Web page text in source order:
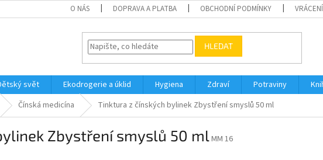
O NÁS DOPRAVA A PLATBA OBCHODNÍ PODMÍNKY
HLEDAT
svět Ekodrogerie a úklid Hygiena Zdraví Potraviny
Čínská medicína Tinktura z čínských bylinek Zbystření smyslů 50 ml
Zbystření smyslů 50 mlMM 16